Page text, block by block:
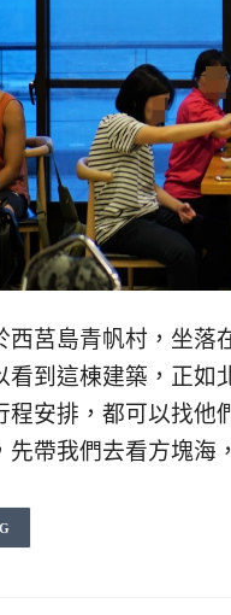
西莒島青帆村，坐落
看到這棟建築，正如
程安排，都可以找他
先帶我們去看方塊海